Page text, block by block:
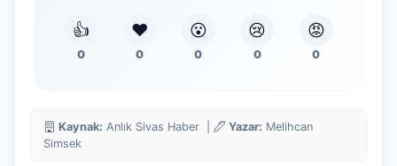
👍
0
❤️
0
😮
0
😢
0
😡
0
Kaynak: Anlık Sivas Haber | Yazar: Melihcan
Simsek